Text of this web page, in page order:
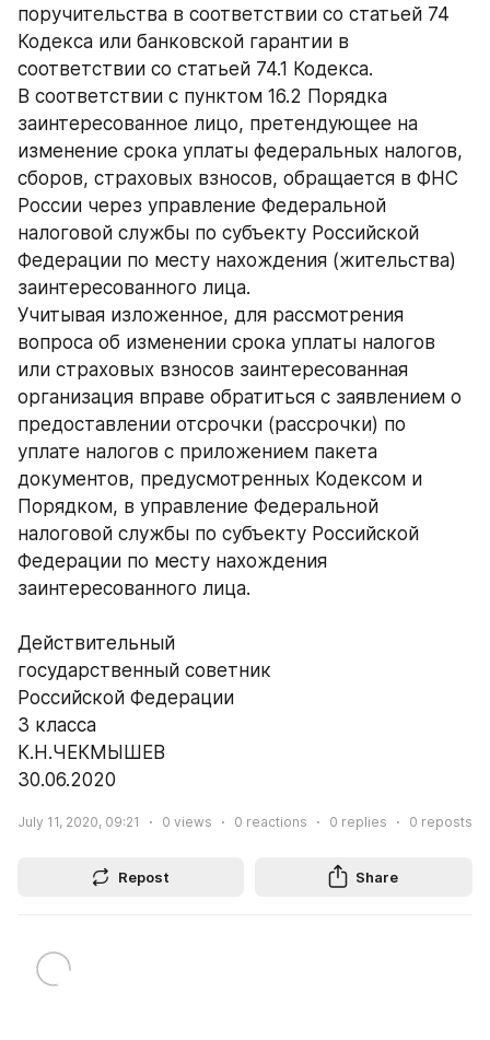
поручительства в соответствии со статьей 74
Кодекса или банковской гарантии в
соответствии со статьей 74.1 Кодекса.
В соответствии с пунктом 16.2 Порядка
заинтересованное лицо, претендующее на
изменение срока уплаты федеральных налогов,
сборов, страховых взносов, обращается в ФНС
России через управление Федеральной
налоговой службы по субъекту Российской
Федерации по месту нахождения (жительства)
заинтересованного лица.
Учитывая изложенное, для рассмотрения
вопроса об изменении срока уплаты налогов
или страховых взносов заинтересованная
организация вправе обратиться с заявлением о
предоставлении отсрочки (рассрочки) по
уплате налогов с приложением пакета
документов, предусмотренных Кодексом и
Порядком, в управление Федеральной
налоговой службы по субъекту Российской
Федерации по месту нахождения
заинтересованного лица.
Действительный
государственный советник
Российской Федерации
3 класса
К.Н.ЧЕКМЫШЕВ
30.06.2020
July 11, 2020, 09:21 0 views 0 reactions 0 replies 0 reposts
Repost Share